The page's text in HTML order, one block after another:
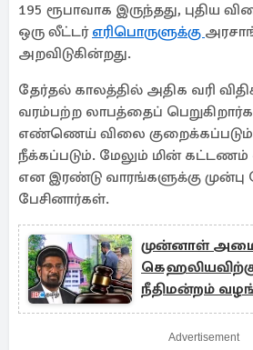
195 ரூபாவாக இருந்தது, புதிய
ஒரு லீட்டர் எரிபொருளுக்கு
அறவிடுகின்றது.
தேர்தல் காலத்தில் அதிக வரி
வரம்பற்ற லாபத்தைப்
எண்ணெய் விலை
நீக்கப்படும். மேலும் மின் கட்டணம்
என இரண்டு வாரங்களுக்கு
பேசினார்கள்.
முன்னாள்
நீதிமன்றம்
Advertisement